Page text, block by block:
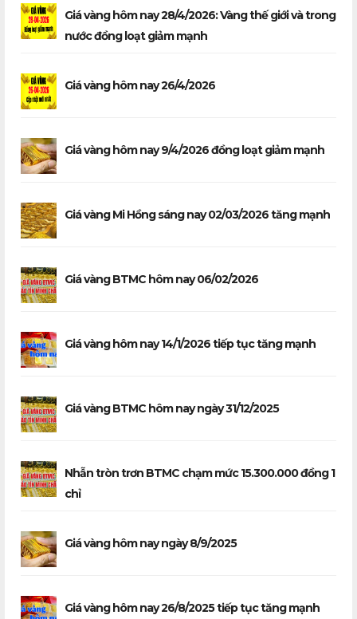
Giá vàng hôm nay 28/4/2026: Vàng thế giới và trong
nước đồng loạt giảm mạnh
Giá vàng hôm nay 26/4/2026
Giá vàng hôm nay 9/4/2026 đồng loạt giảm mạnh
Giá vàng Mi Hồng sáng nay 02/03/2026 tăng mạnh
Giá vàng BTMC hôm nay 06/02/2026
Giá vàng hôm nay 14/1/2026 tiếp tục tăng mạnh
Giá vàng BTMC hôm nay ngày 31/12/2025
Nhẫn tròn trơn BTMC chạm mức 15.300.000 đồng 1
chỉ
Giá vàng hôm nay ngày 8/9/2025
Giá vàng hôm nay 26/8/2025 tiếp tục tăng mạnh